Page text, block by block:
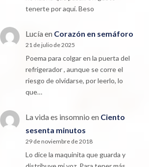
tenerte por aquí. Beso
Lucíaen Corazón en semáforo
21 de julio de 2025
Poema para colgar en la puerta del
refrigerador , aunque se corre el
riesgo de olvidarse, por leerlo, lo
que…
La vida es insomnio en Ciento
sesenta minutos
29 de noviembre de 2018
Lo dice la maquinita que guarda y